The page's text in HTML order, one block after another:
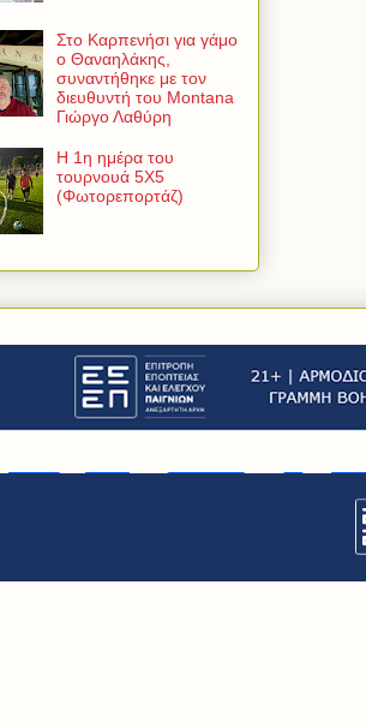
Στο Καρπενήσι για γάμο
ο Θαναηλάκης,
συναντήθηκε με τον
διευθυντή του Montana
Γιώργο Λαθύρη
Η 1η ημέρα του
τουρνουά 5Χ5
(Φωτορεπορτάζ)